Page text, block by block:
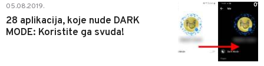
05.08.2019.
28 aplikacija, koje nude DARK
MODE: Koristite ga svuda!
0